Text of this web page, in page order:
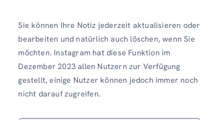
Sie können Ihre Notiz jederzeit aktualisieren oder
bearbeiten und natürlich auch löschen, wenn Sie
möchten. Instagram hat diese Funktion im
Dezember 2023 allen Nutzern zur Verfügung
gestellt, einige Nutzer können jedoch immer noch
nicht darauf zugreifen.